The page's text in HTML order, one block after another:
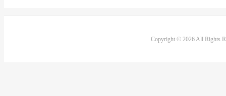
Copyright © 2026 All Rights